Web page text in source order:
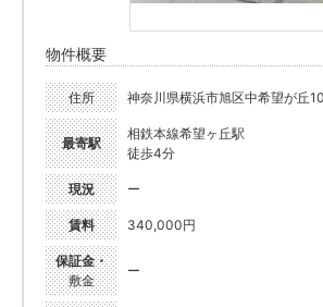
物件概要
住所 神奈川県横浜市旭区中希望が丘
最寄駅
相鉄本線希望ヶ丘駅
徒歩4分
現況 ー
賃料 340,000円
保証金・
敷金
ー